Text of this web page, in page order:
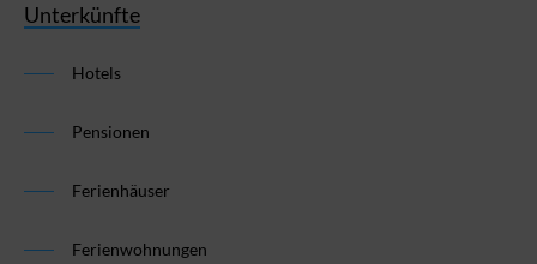
Unterkünfte
Hotels
Pensionen
Ferienhäuser
Ferienwohnungen